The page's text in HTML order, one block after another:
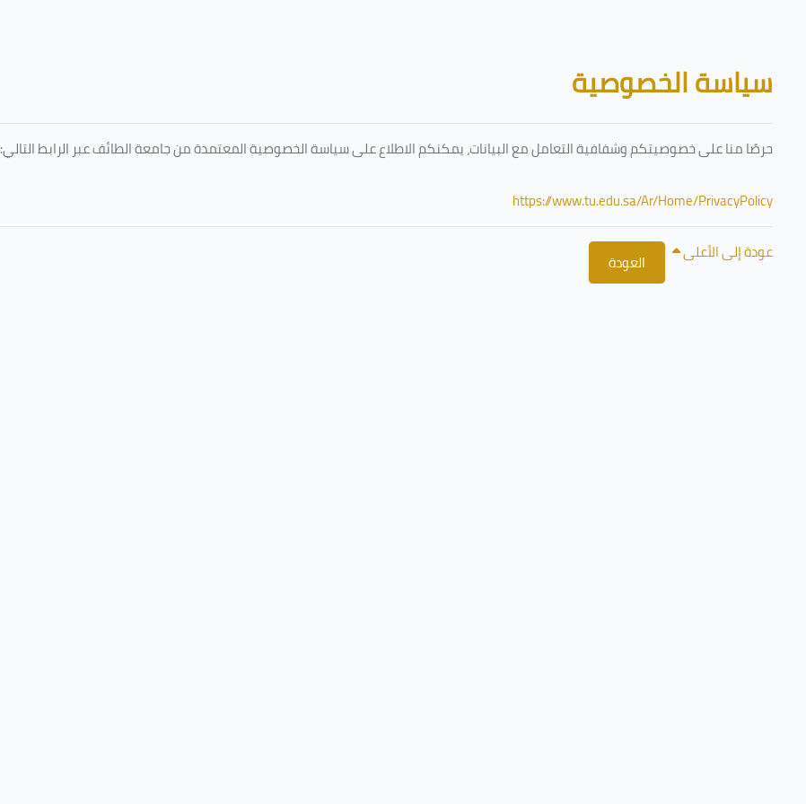
الكتل
سياسة الخصوصية
حرصًا منا على خصوصيتكم وشفافية التعامل مع البيانات، يمكنكم الاطلاع على سياسة الخصوصية المعتمدة من جامعة الطائف عبر الرابط التالي:
https://www.tu.edu.sa/Ar/Home/PrivacyPolicy
العودة عودة إلى الأعلى